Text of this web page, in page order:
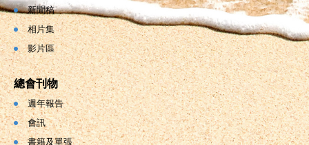
新聞稿
相片集
影片區
總會刊物
週年報告
會訊
書籍及單張